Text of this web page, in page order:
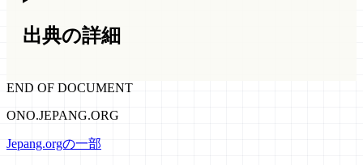
出典の詳細
END OF DOCUMENT
ONO.JEPANG.ORG
Jepang.orgの一部